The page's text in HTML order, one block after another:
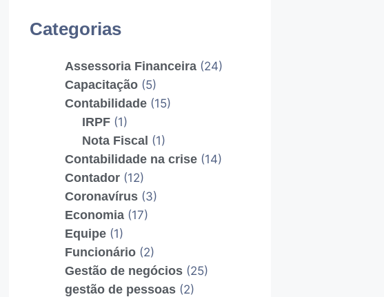
Categorias
Assessoria Financeira(24)
Capacitação(5)
Contabilidade(15)
IRPF (1)
Nota Fiscal (1)
Contabilidade na crise(14)
Contador(12)
Coronavírus(3)
Economia(17)
Equipe(1)
Funcionário(2)
Gestão de negócios(25)
gestão de pessoas(2)